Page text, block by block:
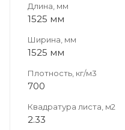
Длина, мм
1525 мм
Ширина, мм
1525 мм
Плотность, кг/м3
700
Квадратура листа, м2
2.33